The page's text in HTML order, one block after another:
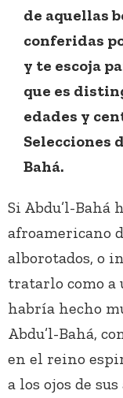
de aquellas
conferidas
y te escoja
que es
edades y
Selecciones
Bahá.
Si Abdu’l-Bahá
afroamericano
alborotados, o
tratarlo como a
habría hecho
Abdu’l-Bahá,
en el reino
a los ojos de